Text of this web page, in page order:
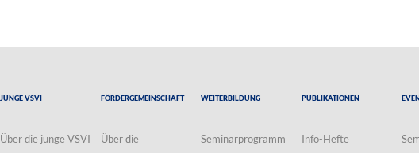
Junge VSVI
Über die junge VSVI
Fördergemeinschaft
Über die
Weiterbildung
Seminarprogramm
Publikationen
Info-Hefte